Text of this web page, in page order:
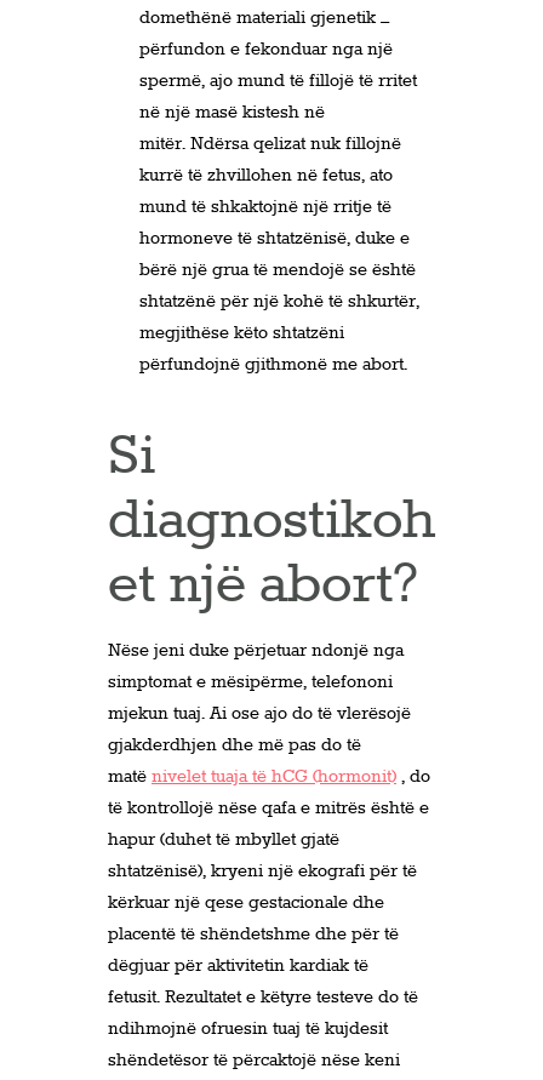
domethënë materiali gjenetik –
përfundon e fekonduar nga një
spermë, ajo mund të fillojë të rritet
në një masë kistesh në
mitër. Ndërsa qelizat nuk fillojnë
kurrë të zhvillohen në fetus, ato
mund të shkaktojnë një rritje të
hormoneve të shtatzënisë, duke e
bërë një grua të mendojë se është
shtatzënë për një kohë të shkurtër,
megjithëse këto shtatzëni
përfundojnë gjithmonë me abort.
Si
diagnostikoh
et një abort?
Nëse jeni duke përjetuar ndonjë nga
simptomat e mësipërme, telefononi
mjekun tuaj. Ai ose ajo do të vlerësojë
gjakderdhjen dhe më pas do të
matë nivelet tuaja të hCG (hormonit) , do
të kontrollojë nëse qafa e mitrës është e
hapur (duhet të mbyllet gjatë
shtatzënisë), kryeni një ekografi për të
kërkuar një qese gestacionale dhe
placentë të shëndetshme dhe për të
dëgjuar për aktivitetin kardiak të
fetusit. Rezultatet e këtyre testeve do të
ndihmojnë ofruesin tuaj të kujdesit
shëndetësor të përcaktojë nëse keni